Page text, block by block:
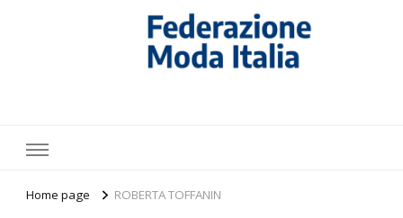
Home page ROBERTA TOFFANIN